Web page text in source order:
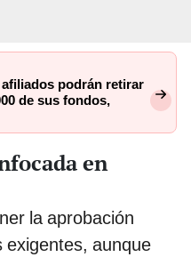
afiliados podrán retirar
de sus fondos,
en
la aprobación
exigentes, aunque